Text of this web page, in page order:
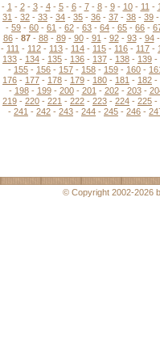
- 1 - 2- 3- 4- 5- 6- 7- 8- 9- 10- 11 -
31 - 32 - 33 - 34 - 35 - 36 - 37 - 38 - 39
- 59 - 60 - 61 - 62 - 63 - 64 - 65 - 66 -
86- 87- 88- 89- 90- 91 - 92- 93- 94
- 111 - 112 - 113 - 114 - 115 - 116 - 117 -
133 - 134 - 135 - 136 - 137 - 138 - 139 -
- 155 - 156 - 157 - 158 - 159 - 160 -
176 - 177 - 178 - 179 - 180 - 181 - 182 -
- 198- 199- 200- 201 - 202- 203-
219 - 220 - 221 - 222 - 223 - 224 - 225 -
- 241 - 242 - 243 - 244 - 245 - 246 -
© Copyright 2002-2026